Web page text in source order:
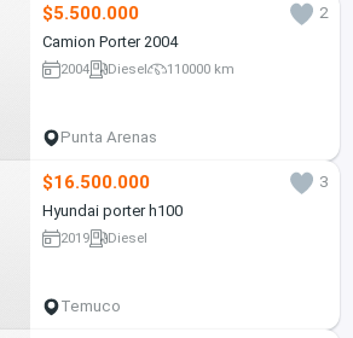
$5.500.000
2
Camion Porter 2004
2004 Diesel 110000 km
Punta Arenas
$16.500.000
3
Hyundai porter h100
2019 Diesel
Temuco